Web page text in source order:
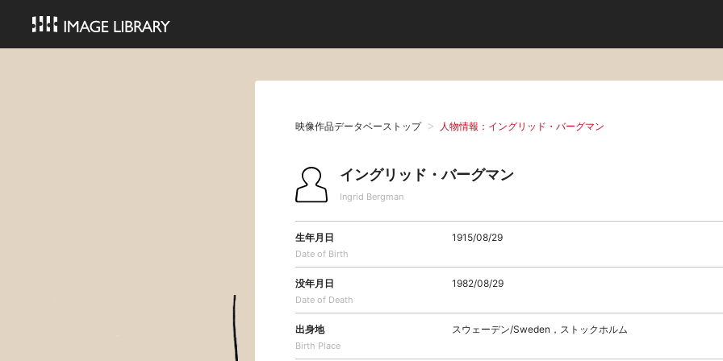
映像作品データベーストップ 人物情報：イングリッド・バーグマン
イングリッド・バーグマン
Ingrid Bergman
生年月日
Date of Birth
1915/08/29
没年月日
Date of Death
1982/08/29
出身地
Birth Place
スウェーデン/Sweden，ストックホルム